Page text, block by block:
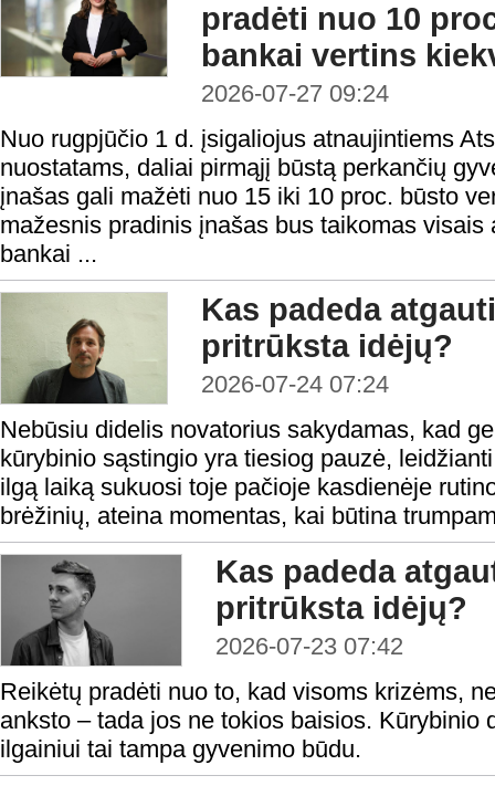
pradėti nuo 10
bankai vertins
2026-07-27 09:24
Nuo rugpjūčio 1 d. įsigaliojus atnaujintiems
nuostatams, daliai pirmąjį būstą perkančių
įnašas gali mažėti nuo 15 iki 10 proc. būsto
mažesnis pradinis įnašas bus taikomas
bankai ...
Kas padeda
pritrūksta idėjų?
2026-07-24 07:24
Nebūsiu didelis novatorius sakydamas, kad
kūrybinio sąstingio yra tiesiog pauzė,
ilgą laiką sukuosi toje pačioje kasdienėje
brėžinių, ateina momentas, kai būtina
Kas padeda
pritrūksta idėjų?
2026-07-23 07:42
Reikėtų pradėti nuo to, kad visoms krizėms,
anksto – tada jos ne tokios baisios. Kūrybinio
ilgainiui tai tampa gyvenimo būdu.